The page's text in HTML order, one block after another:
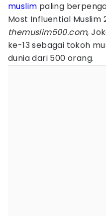
muslim paling
Most Influential Muslim
themuslim500.com,
ke-13 sebagai tokoh
dunia dari 500 orang.